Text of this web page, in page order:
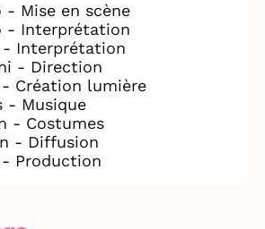
- Mise en scène
- Interprétation
- Interprétation
- Direction
Création lumière
- Musique
- Costumes
- Diffusion
Production